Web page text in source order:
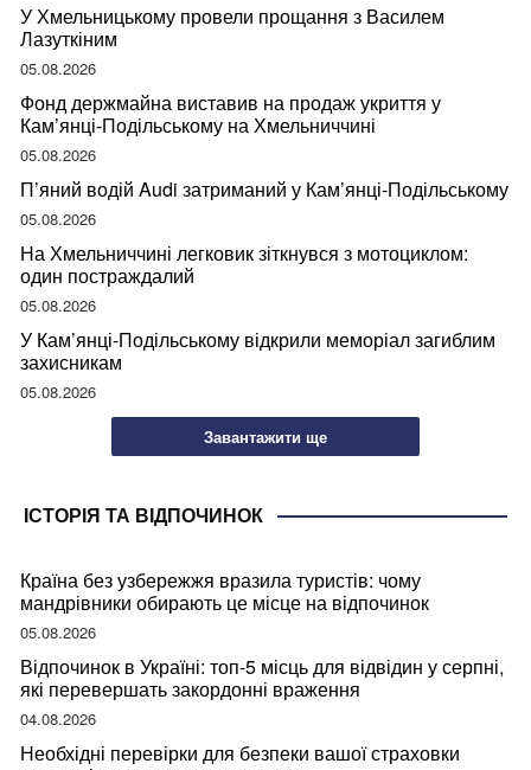
У Хмельницькому провели прощання з Василем
Лазуткіним
05.08.2026
Фонд держмайна виставив на продаж укриття у
Кам’янці-Подільському на Хмельниччині
05.08.2026
П’яний водій Audi затриманий у Кам’янці-Подільському
05.08.2026
На Хмельниччині легковик зіткнувся з мотоциклом:
один постраждалий
05.08.2026
У Кам’янці-Подільському відкрили меморіал загиблим
захисникам
05.08.2026
Завантажити ще
ІСТОРІЯ ТА ВІДПОЧИНОК
Країна без узбережжя вразила туристів: чому
мандрівники обирають це місце на відпочинок
05.08.2026
Відпочинок в Україні: топ-5 місць для відвідин у серпні,
які перевершать закордонні враження
04.08.2026
Необхідні перевірки для безпеки вашої страховки